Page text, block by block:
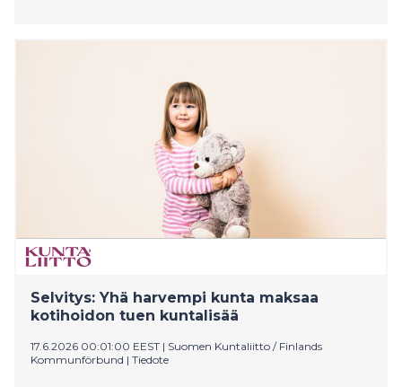
Selvitys: Yhä harvempi kunta maksaa
kotihoidon tuen kuntalisää
17.6.2026 00:01:00 EEST | Suomen Kuntaliitto / Finlands
Kommunförbund | Tiedote